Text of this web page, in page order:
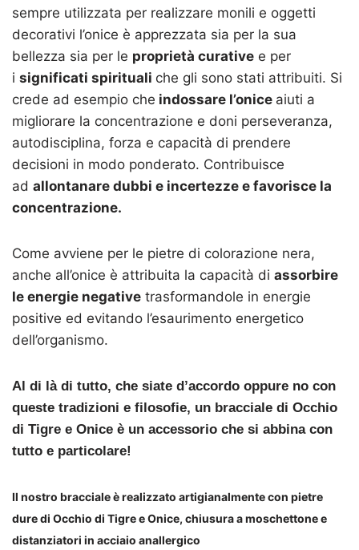
sempre utilizzata per realizzare monili e oggetti
decorativi l’onice è apprezzata sia per la sua
bellezza sia per le proprietà curative e per
i significati spirituali che gli sono stati attribuiti. Si
crede ad esempio che indossare l’onice aiuti a
migliorare la concentrazione e doni perseveranza,
autodisciplina, forza e capacità di prendere
decisioni in modo ponderato. Contribuisce
ad allontanare dubbi e incertezze e favorisce la
concentrazione.
Come avviene per le pietre di colorazione nera,
anche all’onice è attribuita la capacità di assorbire
le energie negative trasformandole in energie
positive ed evitando l’esaurimento energetico
dell’organismo.
Al di là di tutto, che siate d’accordo oppure no con
queste tradizioni e filosofie, un bracciale di Occhio
di Tigre e Onice è un accessorio che si abbina con
tutto e particolare!
Il nostro bracciale è realizzato artigianalmente con pietre
dure di Occhio di Tigre e Onice, chiusura a moschettone e
distanziatori in acciaio anallergico